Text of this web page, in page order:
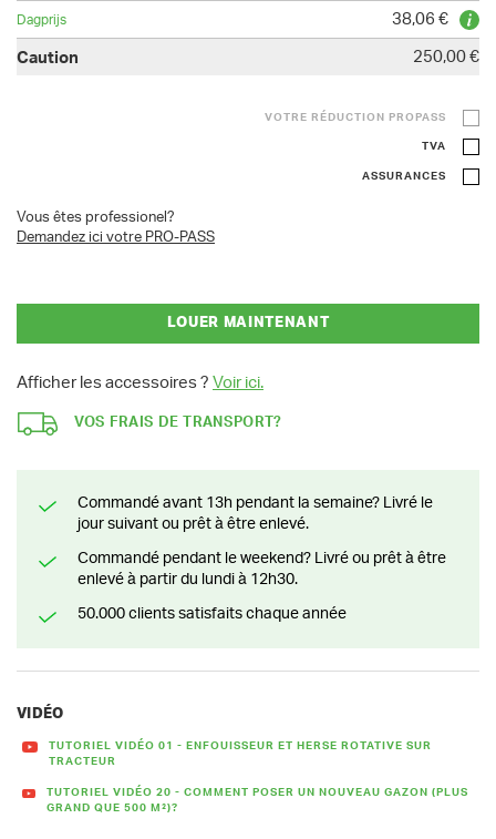
38,06 €
250,00 €
VOTRE RÉDUCTION PROPASS
TVA
ASSURANCES
Vous êtes professionel?
Demandez ici votre PRO-PASS
LOUER MAINTENANT
Afficher les accessoires ? Voir ici.
VOS FRAIS DE TRANSPORT?
Commandé avant 13h pendant la semaine? Livré le
jour suivant ou prêt à être enlevé.
Commandé pendant le weekend? Livré ou prêt à être
enlevé à partir du lundi à 12h30.
50.000 clients satisfaits chaque année
VIDÉO
TUTORIEL VIDÉO 01 - ENFOUISSEUR ET HERSE ROTATIVE SUR
TRACTEUR
TUTORIEL VIDÉO 20 - COMMENT POSER UN NOUVEAU GAZON (PLUS
GRAND QUE 500 M²)?